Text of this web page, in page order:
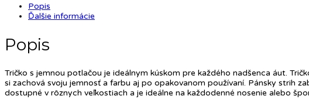
Popis
Ďalšie informácie
Popis
Tričko s jemnou potlačou je ideálnym kúskom pre každého nadšenca áut.
si zachová svoju jemnosť a farbu aj po opakovanom používaní. Pánsky strih
dostupné v rôznych veľkostiach a je ideálne na každodenné nosenie alebo